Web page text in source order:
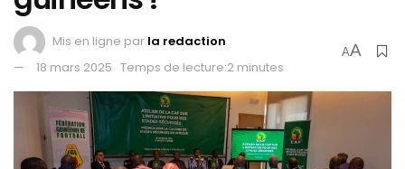
Mis en ligne par la redaction
18 mars 2025 Temps de lecture:2 minutes
AA